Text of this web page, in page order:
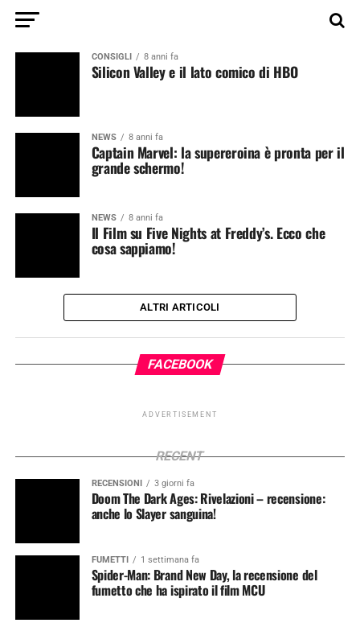
CONSIGLI 8 anni fa
Silicon Valley e il lato comico di HBO
NEWS 8 anni fa
Captain Marvel: la supereroina è pronta per il
grande schermo!
NEWS 8 anni fa
Il Film su Five Nights at Freddy’s. Ecco che
cosa sappiamo!
ALTRI ARTICOLI
FACEBOOK
ADVERTISEMENT
RECENT
RECENSIONI 3 giorni fa
Doom The Dark Ages: Rivelazioni – recensione:
anche lo Slayer sanguina!
FUMETTI 1 settimana fa
Spider-Man: Brand New Day, la recensione del
fumetto che ha ispirato il film MCU